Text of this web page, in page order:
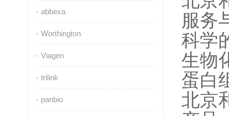
abbexa
Worthington
Viagen
trilink
panbio
服务
科学
生物
蛋白
北京